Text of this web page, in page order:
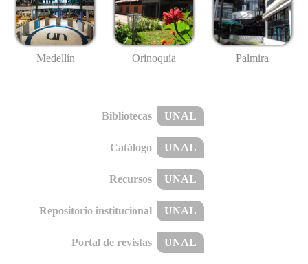
Medellín Orinoquía Palmira
Bibliotecas UNAL
Catálogo UNAL
Recursos UNAL
Repositorio institucional UNAL
Portal de revistas UNAL